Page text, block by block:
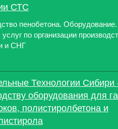
СТС
пенобетона.
по организации
и СНГ
Технологии Сибири
оборудования для
полистиролбетона и